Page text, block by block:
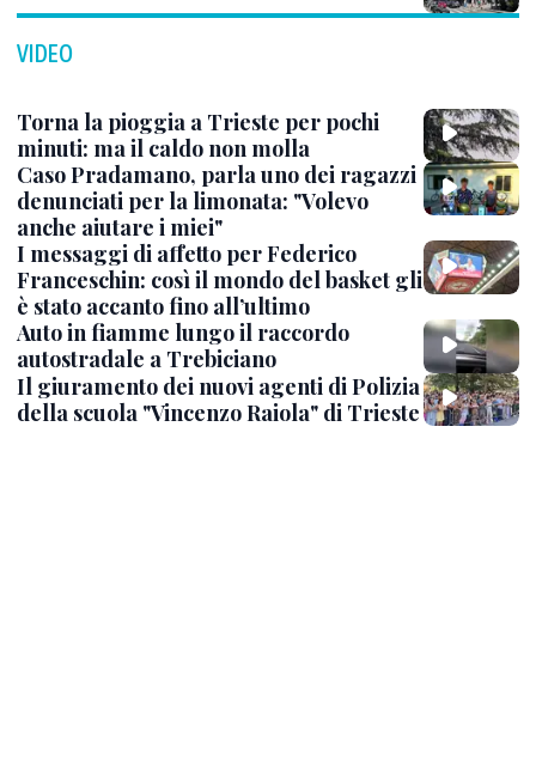
VIDEO
Torna la pioggia a Trieste per pochi
minuti: ma il caldo non molla
Caso Pradamano, parla uno dei ragazzi
denunciati per la limonata: "Volevo
anche aiutare i miei"
I messaggi di affetto per Federico
Franceschin: così il mondo del basket gli
è stato accanto fino all’ultimo
Auto in fiamme lungo il raccordo
autostradale a Trebiciano
Il giuramento dei nuovi agenti di Polizia
della scuola "Vincenzo Raiola" di Trieste